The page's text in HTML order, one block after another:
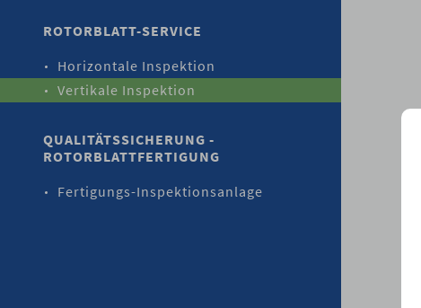
ROTORBLATT-SERVICE
Horizontale Inspektion
Vertikale Inspektion
QUALITÄTSSICHERUNG -
ROTORBLATTFERTIGUNG
Fertigungs-Inspektionsanlage